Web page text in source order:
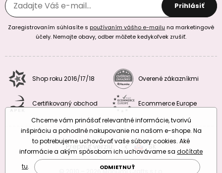
Prihlásiť
Zaregistrovaním súhlasíte s používaním vášho e-mailu na marketingové
účely. Nemajte obavy, odber môžete kedykoľvek zrušiť.
Shop roku 2016/17/18 Overené zákazníkmi
Certifikovaný obchod Ecommerce Europe
Prepnúť verziu: CZSK
© 2010 – 2026 Manumi Crafts s.r.o.
Chceme vám prinášať relevantné informácie, tvorivú
inšpiráciu a pohodlné nakupovanie na našom e-shope. Na
to potrebujeme uchovávať vaše súbory cookies. Aké
informácie a akým spôsobom ich uchovávame sa dočítate
tu. ODMIETNUŤ